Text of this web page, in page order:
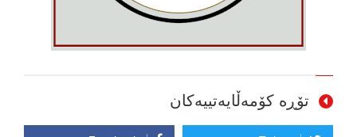
تۆڕە کۆمەڵایەتییەکان